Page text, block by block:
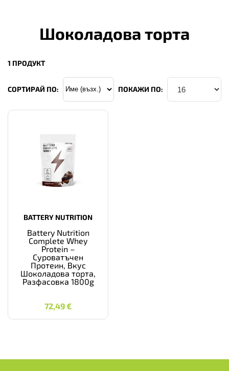
Шоколадова торта
1 ПРОДУКТ
СОРТИРАЙ ПО: ПОКАЖИ ПО:
BATTERY NUTRITION
Battery Nutrition
Complete Whey
Protein –
Суроватъчен
Протеин, Вкус
Шоколадова торта,
Разфасовка 1800g
72,49€
72,49